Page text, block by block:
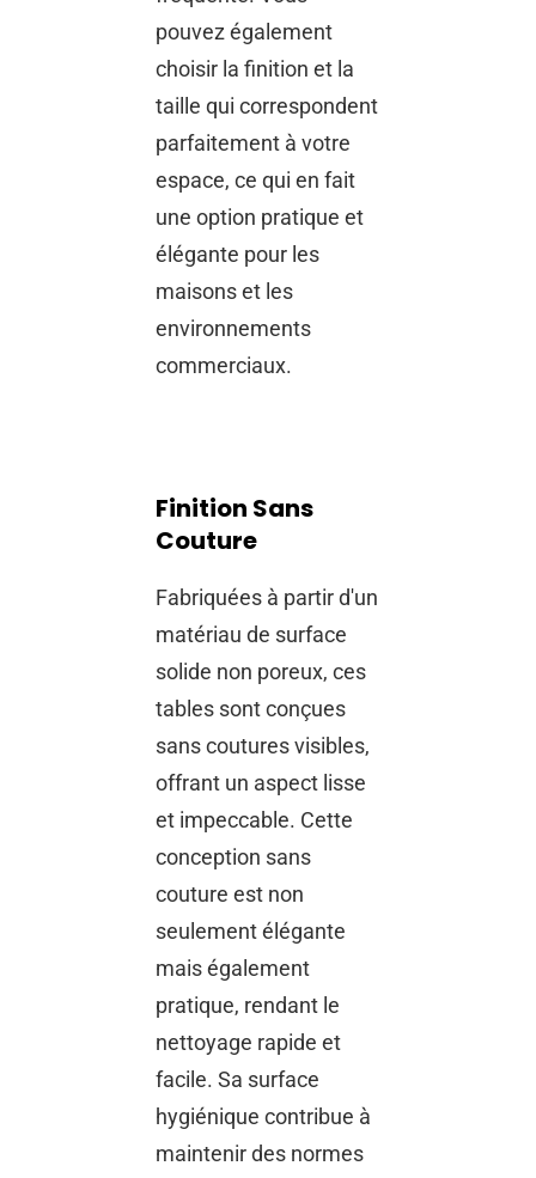
pouvez également
choisir la finition et la
taille qui correspondent
parfaitement à votre
espace, ce qui en fait
une option pratique et
élégante pour les
maisons et les
environnements
commerciaux.
Finition Sans
Couture
Fabriquées à partir d'un
matériau de surface
solide non poreux, ces
tables sont conçues
sans coutures visibles,
offrant un aspect lisse
et impeccable. Cette
conception sans
couture est non
seulement élégante
mais également
pratique, rendant le
nettoyage rapide et
facile. Sa surface
hygiénique contribue à
maintenir des normes